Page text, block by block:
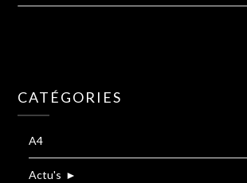
CATÉGORIES
A4
Actu's ►